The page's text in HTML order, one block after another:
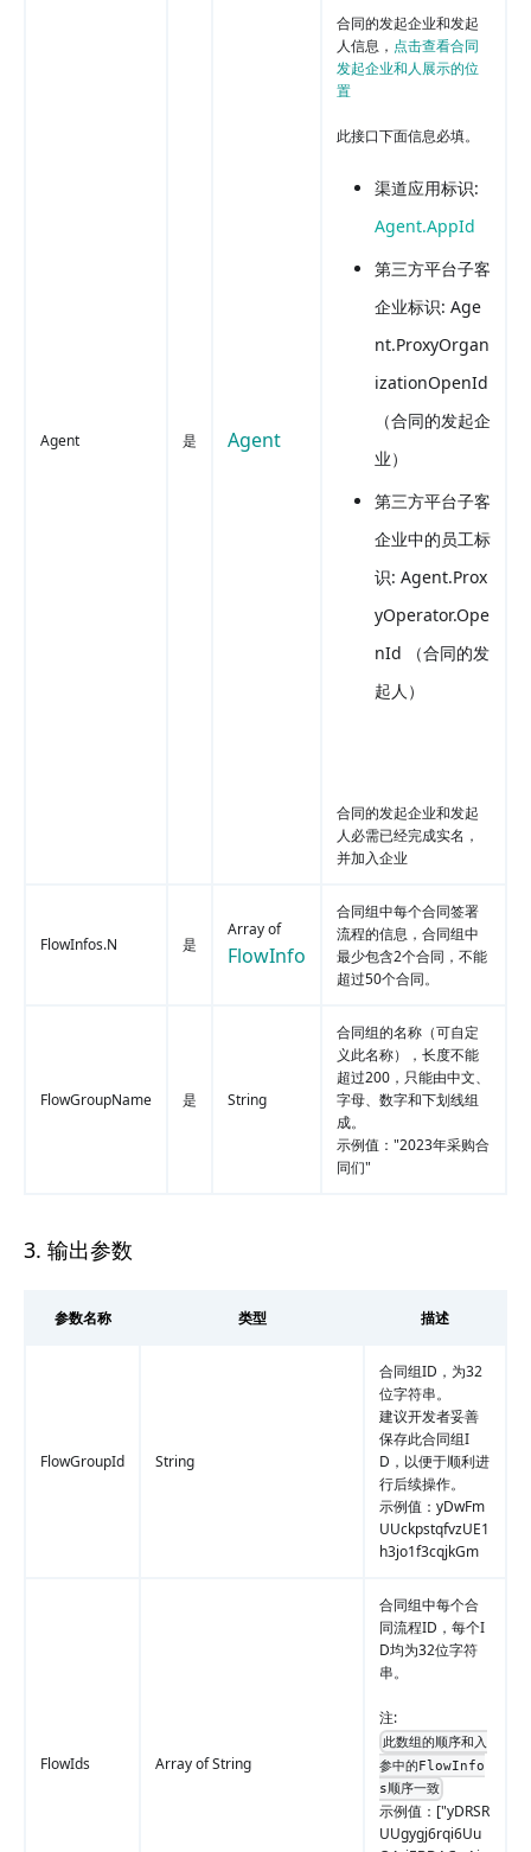
Agent 是 Agent
合同的发起企业和发起
人信息， 点击查看合同
发起企业和人展示的位
置
此接口下面信息必填。
渠道应用标识:
Agent.AppId
第三方平台子客
企业标识: Age
nt.ProxyOrgan
izationOpenId
（合同的发起企
业）
第三方平台子客
企业中的员工标
识: Agent.Prox
yOperator.Ope
nId （合同的发
起人）
合同的发起企业和发起
人必需已经完成实名，
并加入企业
FlowInfos.N 是
Array of
FlowInfo
合同组中每个合同签署
流程的信息，合同组中
最少包含2个合同，不能
超过50个合同。
FlowGroupName 是 String
合同组的名称（可自定
义此名称），长度不能
超过200，只能由中文、
字母、数字和下划线组
成。
示例值："2023年采购合
同们"
3. 输出参数
参数名称 类型 描述
FlowGroupId String
合同组ID，为32
位字符串。
建议开发者妥善
保存此合同组I
D，以便于顺利进
行后续操作。
示例值：yDwFm
UUckpstqfvzUE1
h3jo1f3cqjkGm
FlowIds Array of String
合同组中每个合
同流程ID，每个I
D均为32位字符
串。
注:
此数组的顺序和入
参中的FlowInfo
s顺序一致
示例值： ["yDRSR
UUgygj6rqi6Uu